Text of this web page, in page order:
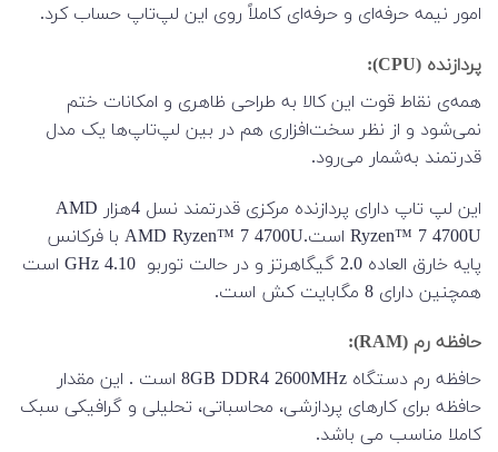
امور نیمه‌ حرفه‌ای و حرفه‌ای کاملاً روی این لپ‌تاپ حساب کرد.
پردازنده (CPU):
همه‌ی نقاط قوت این کالا به طراحی ظاهری و امکانات ختم
نمی‌شود و از نظر سخت‌افزاری هم در بین لپ‌تاپ‌ها یک مدل
قدرتمند به‌‌شمار می‌رود.
این لپ تاپ دارای پردازنده مرکزی قدرتمند نسل 4هزار AMD
Ryzen™ 7 4700U است.AMD Ryzen™ 7 4700U با فرکانس
پایه خارق العاده 2.0 گیگاهرتز و در حالت توربو 4.10 GHz است
همچنین دارای 8 مگابایت کش است.
حافظه رم (RAM)
:
حافظه رم دستگاه 8GB DDR4 2600MHz است . این مقدار
حافظه برای کارهای پردازشی، محاسباتی، تحلیلی و گرافیکی سبک
کاملا مناسب می باشد.